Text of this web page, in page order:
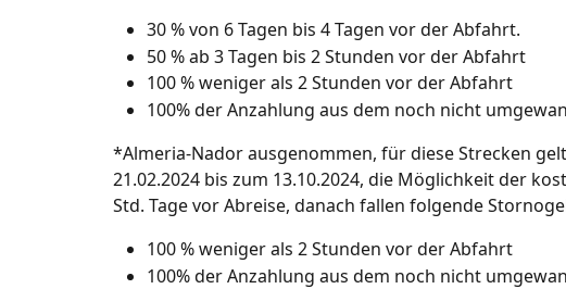
30 % von 6 Tagen bis 4 Tagen vor der Abfahrt.
50 % ab 3 Tagen bis 2 Stunden vor der Abfahrt
100 % weniger als 2 Stunden vor der Abfahrt
100% der Anzahlung aus dem noch nicht
*Almeria-Nador ausgenommen, für diese Strecken
21.02.2024 bis zum 13.10.2024, die Möglichkeit der
Std. Tage vor Abreise, danach fallen folgende
100 % weniger als 2 Stunden vor der Abfahrt
100% der Anzahlung aus dem noch nicht